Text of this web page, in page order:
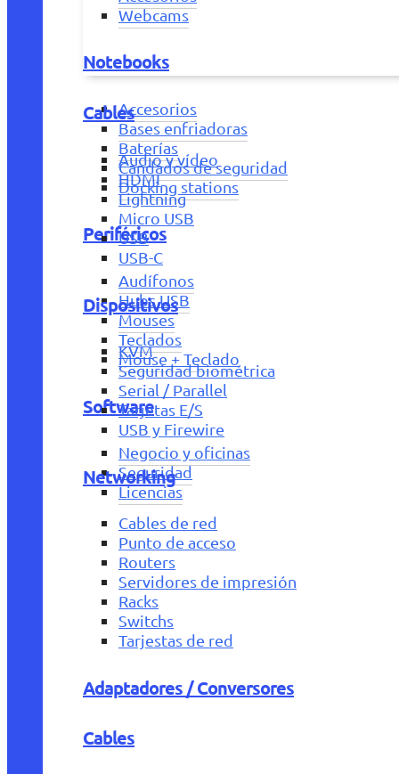
Webcams
Notebooks
Accesorios
Bases enfriadoras
Baterías
Candados de seguridad
Docking stations
Periféricos
Audífonos
Hubs USB
Mouses
Teclados
Mouse + Teclado
Software
Negocio y oficinas
Seguridad
Licencias
Cables
Audio y vídeo
HDMI
Lightning
Micro USB
USB
USB-C
Dispositivos
KVM
Seguridad biométrica
Serial / Parallel
Tarjetas E/S
USB y Firewire
Networking
Cables de red
Punto de acceso
Routers
Servidores de impresión
Racks
Switchs
Tarjestas de red
Adaptadores / Conversores
Cables